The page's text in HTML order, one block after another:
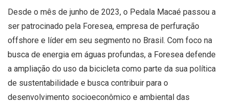
Desde o mês de junho de 2023, o Pedala Macaé passou a
ser patrocinado pela Foresea, empresa de perfuração
offshore e líder em seu segmento no Brasil. Com foco na
busca de energia em águas profundas, a Foresea defende
a ampliação do uso da bicicleta como parte da sua política
de sustentabilidade e busca contribuir para o
desenvolvimento socioeconômico e ambiental das